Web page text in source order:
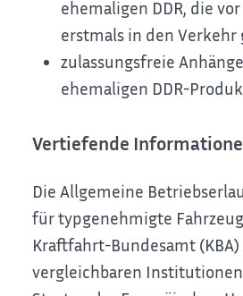
ehemaligen DDR, die vor
erstmals in den Verkehr
zulassungsfreie
ehemaligen DDR-
Vertiefende
Die Allgemeine
für typgenehmigte
Kraftfahrt-Bundesamt
vergleichbaren